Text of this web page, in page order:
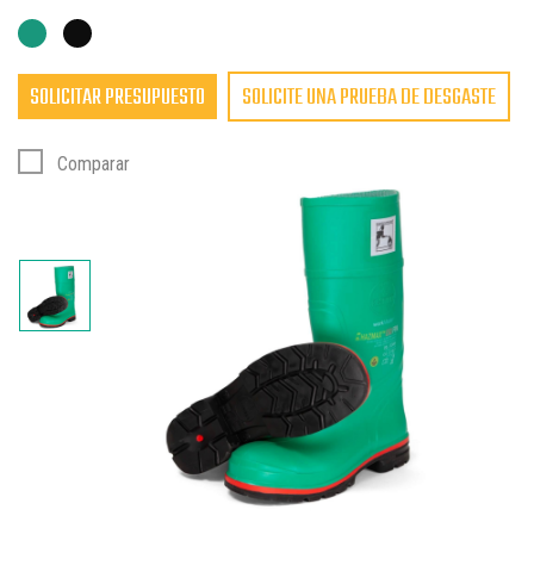
SOLICITAR PRESUPUESTO SOLICITE UNA PRUEBA DE DESGASTE
Comparar